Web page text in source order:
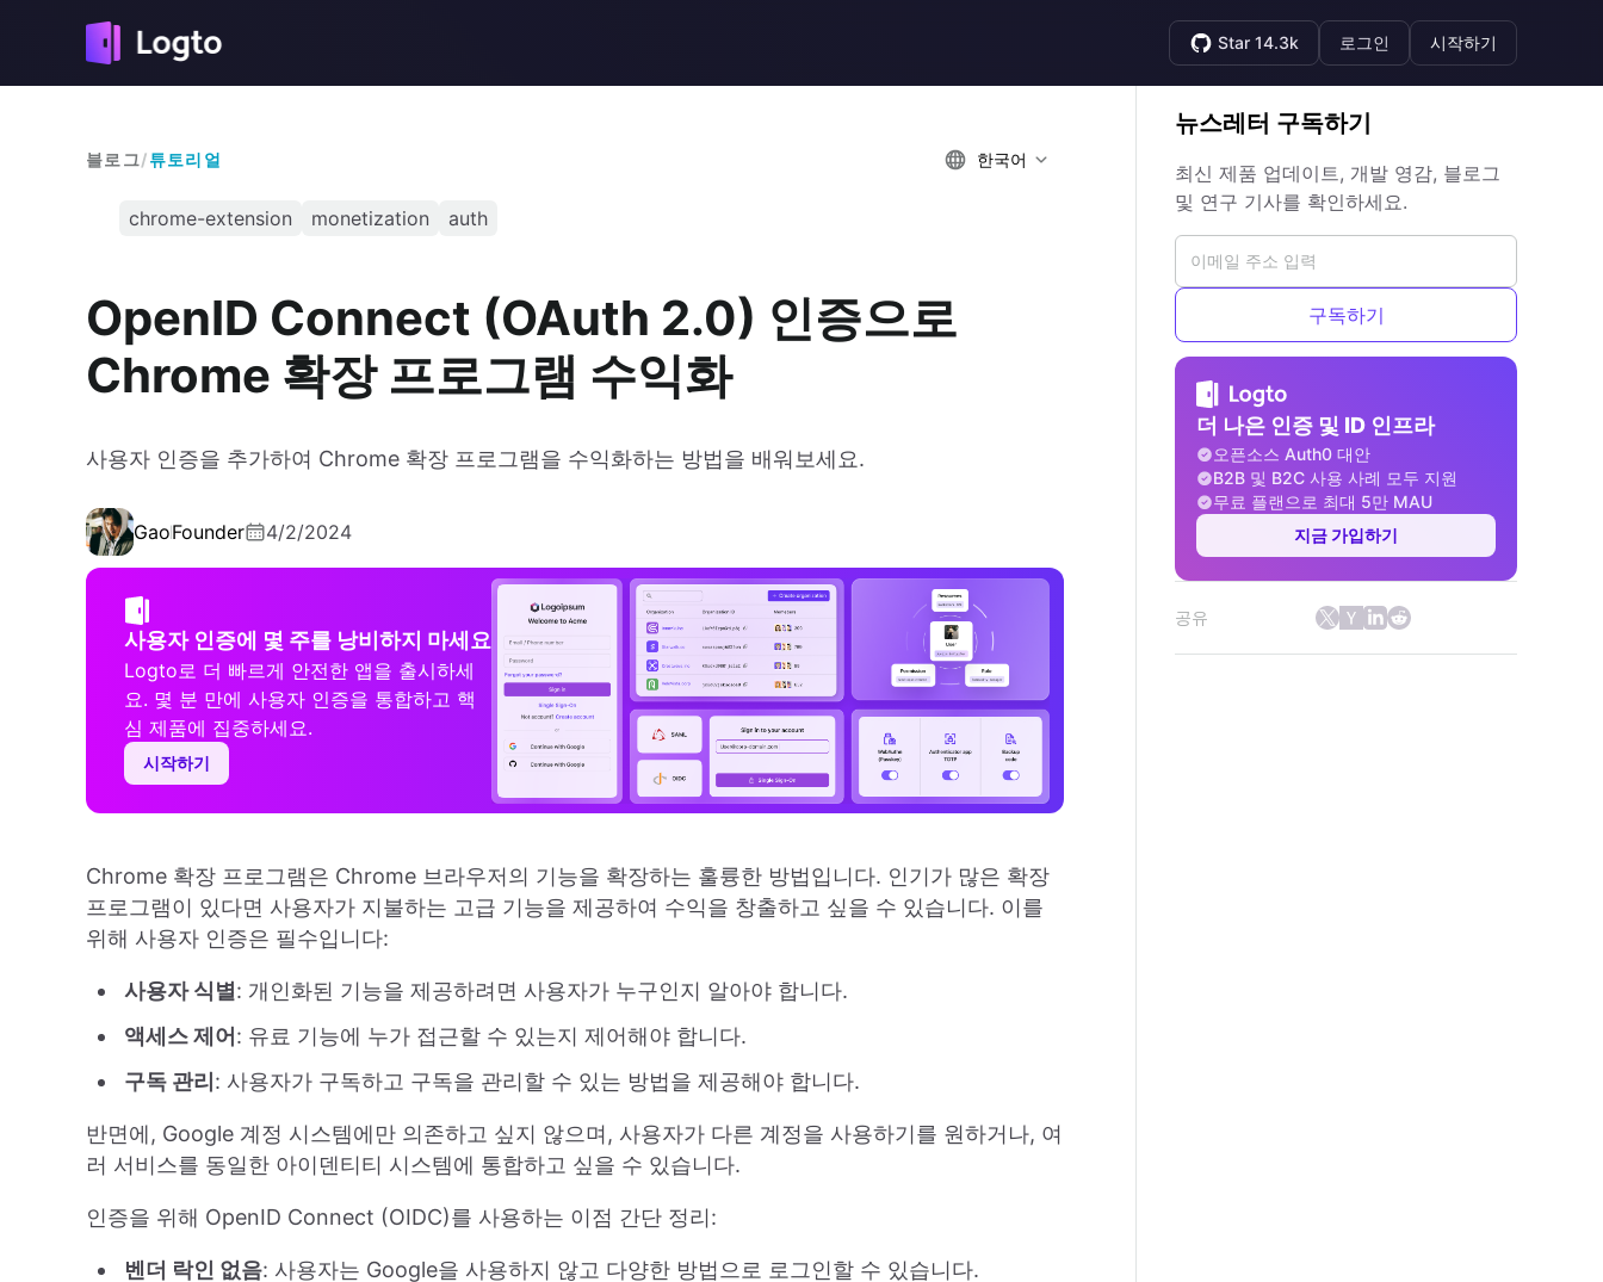
Star 14.3k 로그인 시작하기
블로그/튜토리얼 한국어
chrome-extension monetization auth
OpenID Connect (OAuth 2.0) 인증으로
Chrome 확장 프로그램 수익화
사용자 인증을 추가하여 Chrome 확장 프로그램을 수익화하는 방법을 배워보세요.
GaoFounder 4/2/2024
사용자 인증에 몇 주를 낭비하지 마세요
Logto로 더 빠르게 안전한 앱을 출시하세
요. 몇 분 만에 사용자 인증을 통합하고 핵
심 제품에 집중하세요.
시작하기
Chrome 확장 프로그램은 Chrome 브라우저의 기능을 확장하는 훌륭한 방법입니다. 인기가 많은 확장
프로그램이 있다면 사용자가 지불하는 고급 기능을 제공하여 수익을 창출하고 싶을 수 있습니다. 이를
위해 사용자 인증은 필수입니다:
사용자 식별: 개인화된 기능을 제공하려면 사용자가 누구인지 알아야 합니다.
액세스 제어 : 유료 기능에 누가 접근할 수 있는지 제어해야 합니다.
구독 관리 : 사용자가 구독하고 구독을 관리할 수 있는 방법을 제공해야 합니다.
반면에, Google 계정 시스템에만 의존하고 싶지 않으며, 사용자가 다른 계정을 사용하기를 원하거나, 여
러 서비스를 동일한 아이덴티티 시스템에 통합하고 싶을 수 있습니다.
인증을 위해 OpenID Connect (OIDC)를 사용하는 이점 간단 정리:
벤더 락인 없음: 사용자는 Google을 사용하지 않고 다양한 방법으로 로그인할 수 있습니다.
뉴스레터 구독하기
최신 제품 업데이트, 개발 영감, 블로그
및 연구 기사를 확인하세요.
구독하기
더 나은 인증 및 ID 인프라
오픈소스 Auth0 대안
B2B 및 B2C 사용 사례 모두 지원
무료 플랜으로 최대 5만 MAU
지금 가입하기
공유